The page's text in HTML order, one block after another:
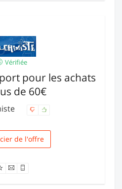
Vérifiée
pour les achats
de 60€
Livraison
de l'offre